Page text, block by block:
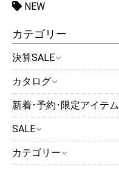
NEW
カテゴリー
決算SALE
カタログ
新着･予約･限定アイテム
SALE
カテゴリー